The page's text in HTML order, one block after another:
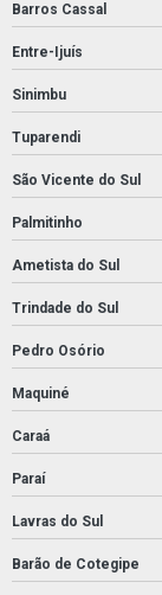
Barros Cassal
Entre-Ijuís
Sinimbu
Tuparendi
São Vicente do Sul
Palmitinho
Ametista do Sul
Trindade do Sul
Pedro Osório
Maquiné
Caraá
Paraí
Lavras do Sul
Barão de Cotegipe